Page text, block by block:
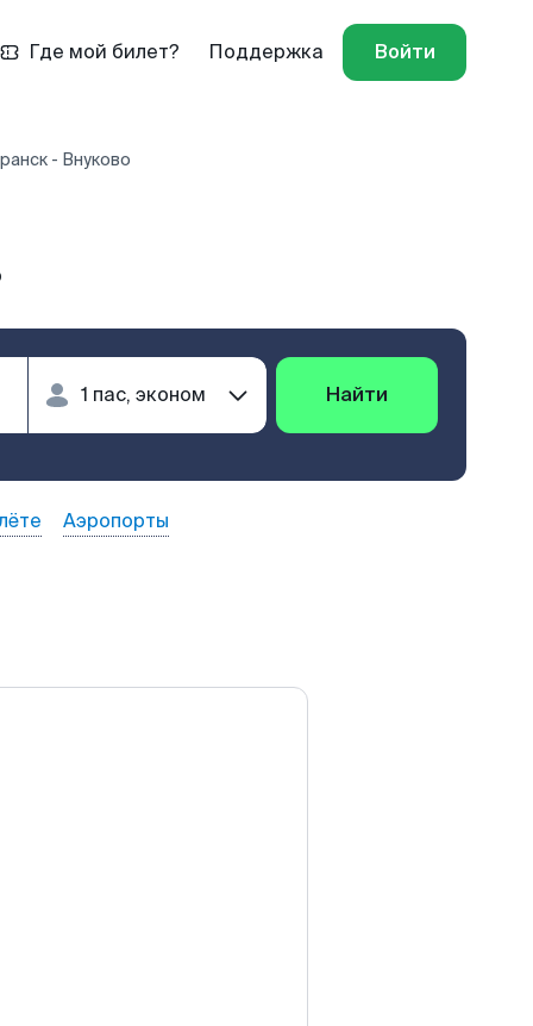
Где мой билет? Поддержка Войти
- Внуково
Найти
Аэропорты